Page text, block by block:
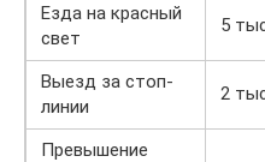
Езда на красный
свет
5
Выезд за стоп-
линии
2
Превышение